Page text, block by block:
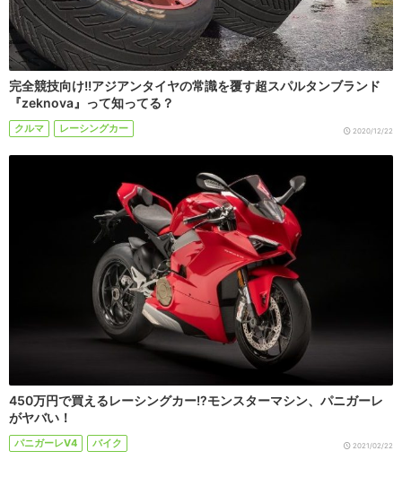
完全競技向け!!アジアンタイヤの常識を覆す超スパルタンブランド
『zeknova』って知ってる？
クルマ レーシングカー 2020/12/22
450万円で買えるレーシングカー!?モンスターマシン、パニガーレ
がヤバい！
パニガーレV4 バイク 2021/02/22